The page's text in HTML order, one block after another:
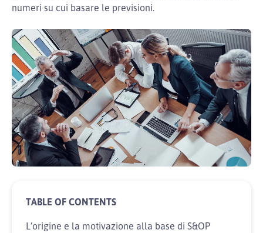
numeri su cui basare le previsioni.
L’origine e la motivazione alla base di S&OP